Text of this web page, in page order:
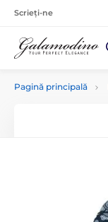
Scrieți-ne
Pagină principală